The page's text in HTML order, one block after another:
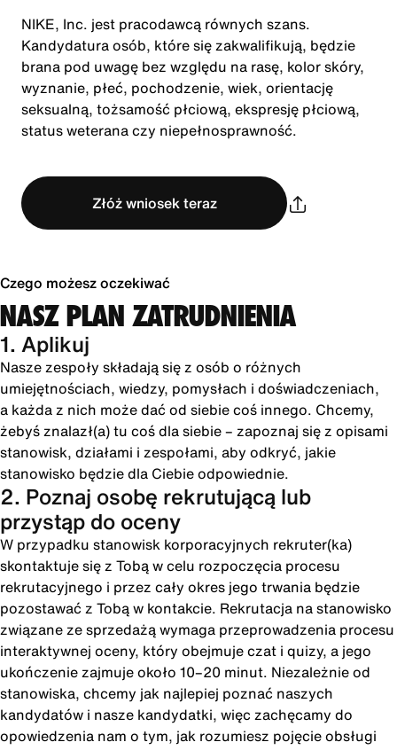
NIKE, Inc. jest pracodawcą równych szans.
Kandydatura osób, które się zakwalifikują, będzie
brana pod uwagę bez względu na rasę, kolor skóry,
wyznanie, płeć, pochodzenie, wiek, orientację
seksualną, tożsamość płciową, ekspresję płciową,
status weterana czy niepełnosprawność.
Złóż wniosek teraz
Czego możesz oczekiwać
NASZ PLAN ZATRUDNIENIA
1. Aplikuj
Nasze zespoły składają się z osób o różnych
umiejętnościach, wiedzy, pomysłach i doświadczeniach,
a każda z nich może dać od siebie coś innego. Chcemy,
żebyś znalazł(a) tu coś dla siebie – zapoznaj się z opisami
stanowisk, działami i zespołami, aby odkryć, jakie
stanowisko będzie dla Ciebie odpowiednie.
2. Poznaj osobę rekrutującą lub
przystąp do oceny
W przypadku stanowisk korporacyjnych rekruter(ka)
skontaktuje się z Tobą w celu rozpoczęcia procesu
rekrutacyjnego i przez cały okres jego trwania będzie
pozostawać z Tobą w kontakcie. Rekrutacja na stanowisko
związane ze sprzedażą wymaga przeprowadzenia procesu
interaktywnej oceny, który obejmuje czat i quizy, a jego
ukończenie zajmuje około 10–20 minut. Niezależnie od
stanowiska, chcemy jak najlepiej poznać naszych
kandydatów i nasze kandydatki, więc zachęcamy do
opowiedzenia nam o tym, jak rozumiesz pojęcie obsługi